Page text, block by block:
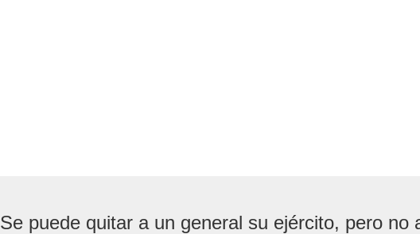
Se puede quitar a un general su ejército, pero no